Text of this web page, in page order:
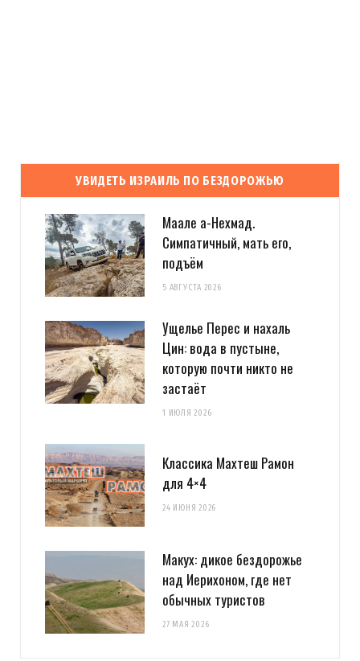
УВИДЕТЬ ИЗРАИЛЬ ПО БЕЗДОРОЖЬЮ
Маале а-Нехмад.
Симпатичный, мать его,
подъём
5 АВГУСТА 2026
Ущелье Перес и нахаль
Цин: вода в пустыне,
которую почти никто не
застаёт
1 ИЮЛЯ 2026
Классика Махтеш Рамон
для 4×4
24 ИЮНЯ 2026
Макух: дикое бездорожье
над Иерихоном, где нет
обычных туристов
27 МАЯ 2026